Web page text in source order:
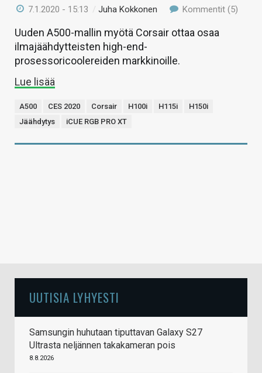
7.1.2020 - 15:13 /Juha Kokkonen Kommentit (5)
Uuden A500-mallin myötä Corsair ottaa osaa
ilmajäähdytteisten high-end-
prosessoricoolereiden markkinoille.
Lue lisää
A500 CES 2020 Corsair H100i H115i
H150i
Jäähdytys
iCUE RGB PRO XT
UUTISIA LYHYESTI
Samsungin huhutaan tiputtavan Galaxy S27
Ultrasta neljännen takakameran pois
8.8.2026